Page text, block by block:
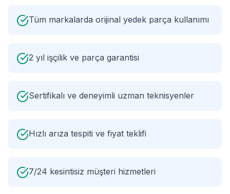
Tüm markalarda orijinal yedek parça kullanımı
2 yıl işçilik ve parça garantisi
Sertifikalı ve deneyimli uzman teknisyenler
Hızlı arıza tespiti ve fiyat teklifi
7/24 kesintisiz müşteri hizmetleri